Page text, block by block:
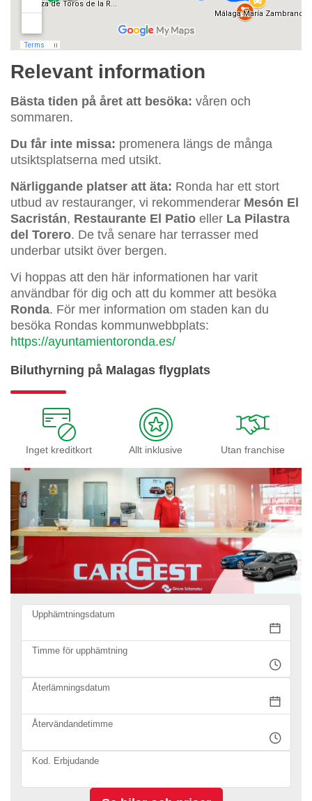
Relevant information
Bästa tiden på året att besöka: våren och
sommaren.
Du får inte missa: promenera längs de många
utsiktsplatserna med utsikt.
Närliggande platser att äta: Ronda har ett stort
utbud av restauranger, vi rekommenderar Mesón El
Sacristán, Restaurante El Patio eller La Pilastra
del Torero. De två senare har terrasser med
underbar utsikt över bergen.
Vi hoppas att den här informationen har varit
användbar för dig och att du kommer att besöka
Ronda. För mer information om staden kan du
besöka Rondas kommunwebbplats:
https://ayuntamientoronda.es/
Biluthyrning på Malagas flygplats
Inget kreditkort Allt inklusive Utan franchise
Upphämtningsdatum
Timme för upphämtning
Återlämningsdatum
Återvändandetimme
Kod. Erbjudande